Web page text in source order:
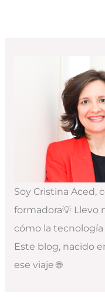
Soy Cristina Aced,
formadora💡 Llevo
cómo la
Este blog, nacido
ese viaje 🌐